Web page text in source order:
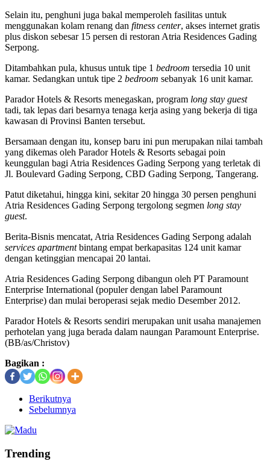
Selain itu, penghuni juga bakal memperoleh fasilitas untuk
menggunakan kolam renang dan fitness center, akses internet gratis
plus diskon sebesar 15 persen di restoran Atria Residences Gading
Serpong.
Ditambahkan pula, khusus untuk tipe 1 bedroom tersedia 10 unit
kamar. Sedangkan untuk tipe 2 bedroom sebanyak 16 unit kamar.
Parador Hotels & Resorts menegaskan, program long stay guest
tadi, tak lepas dari besarnya tenaga kerja asing yang bekerja di tiga
kawasan di Provinsi Banten tersebut.
Bersamaan dengan itu, konsep baru ini pun merupakan nilai tambah
yang dikemas oleh Parador Hotels & Resorts sebagai poin
keunggulan bagi Atria Residences Gading Serpong yang terletak di
Jl. Boulevard Gading Serpong, CBD Gading Serpong, Tangerang.
Patut diketahui, hingga kini, sekitar 20 hingga 30 persen penghuni
Atria Residences Gading Serpong tergolong segmen long stay
guest.
Berita-Bisnis mencatat, Atria Residences Gading Serpong adalah
services apartmentbintang empat berkapasitas 124 unit kamar
dengan ketinggian mencapai 20 lantai.
Atria Residences Gading Serpong dibangun oleh PT Paramount
Enterprise International (populer dengan label Paramount
Enterprise) dan mulai beroperasi sejak medio Desember 2012.
Parador Hotels & Resorts sendiri merupakan unit usaha manajemen
perhotelan yang juga berada dalam naungan Paramount Enterprise.
(BB/as/Christov)
Bagikan :
Berikutnya
Sebelumnya
Trending